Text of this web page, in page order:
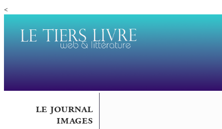
<
le journal
images